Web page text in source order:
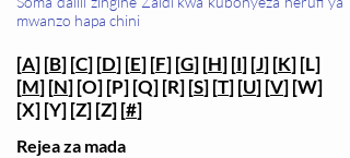
mwanzo hapa chini
[A] [B] [C] [D] [E] [F] [G] [H] [I] [J] [K] [L]
[M] [N] [O] [P] [Q] [R] [S] [T] [U] [V] [W]
[X] [Y] [Z] [Z] [#]
Rejea za mada